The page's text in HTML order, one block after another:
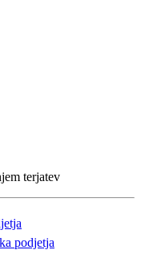
terjatev
podjetja